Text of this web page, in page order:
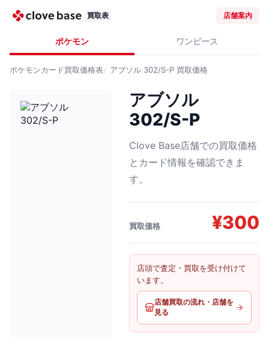
買取表 店舗案内
ポケモン ワンピース
ポケモンカード買取価格表 アブソル 302/S-P 買取価格
アブソル
302/S-P
Clove Base店舗での買取価格
とカード情報を確認できま
す。
買取価格 ¥300
店頭で査定・買取を受け付けて
います。
店舗買取の流れ・店舗を
見る